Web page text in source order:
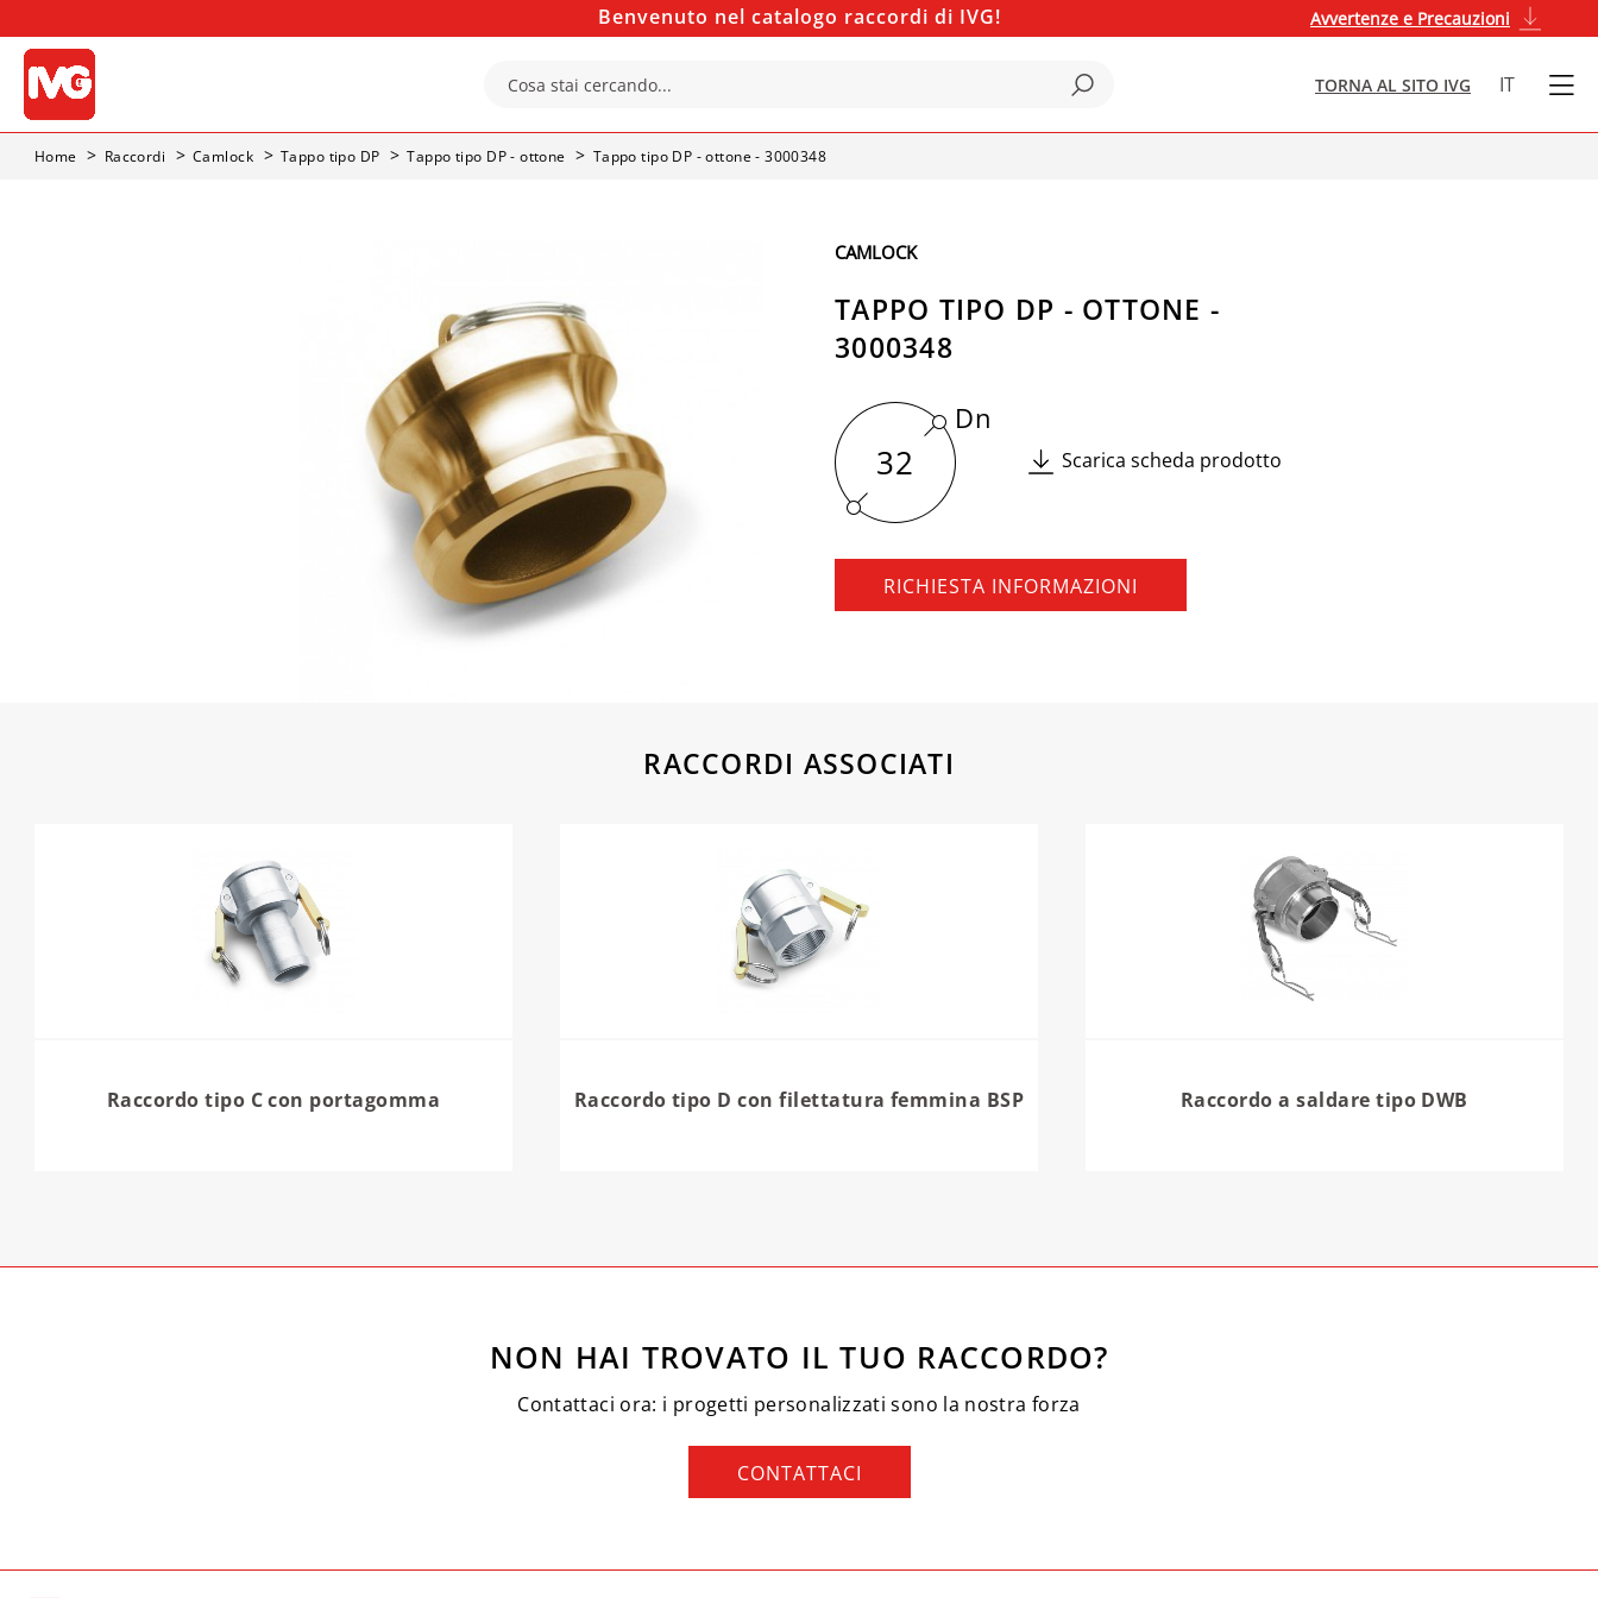
Benvenuto nel catalogo raccordi di IVG! Avvertenze e Precauzioni
TORNA AL SITO IVG IT
Home Raccordi Camlock Tappo tipo DP Tappo tipo DP - ottone Tappo tipo DP - ottone - 3000348
CAMLOCK
TAPPO TIPO DP - OTTONE -
3000348
32
Dn
Scarica scheda prodotto
RICHIESTA INFORMAZIONI
RACCORDI ASSOCIATI
Raccordo tipo C con portagomma Raccordo tipo D con filettatura femmina BSP Raccordo a saldare tipo DWB
NON HAI TROVATO IL TUO RACCORDO?
Contattaci ora: i progetti personalizzati sono la nostra forza
CONTATTACI